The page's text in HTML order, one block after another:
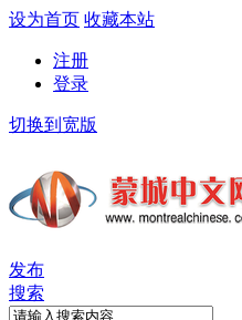
设为首页 收藏本站
注册
登录
切换到宽版
发布
搜索